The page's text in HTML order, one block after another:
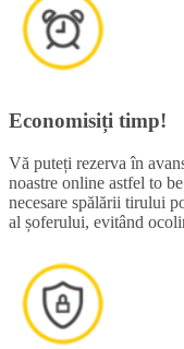
Economisiți timp!
Vă puteți rezerva în
noastre online astfel to
necesare spălării tirului
al șoferului, evitând